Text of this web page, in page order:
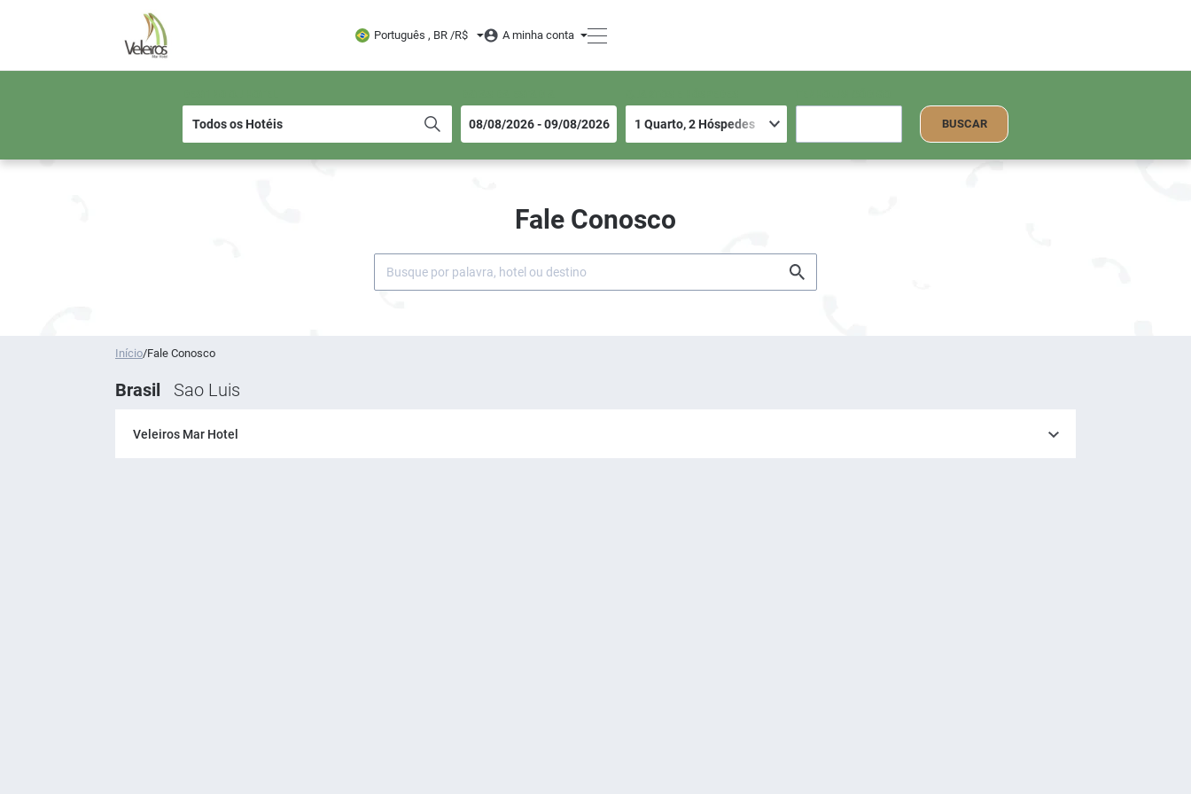
Português , BR /R$ A minha conta
BUSCAR
Fale Conosco
Início/Fale Conosco
Brasil Sao Luis
Veleiros Mar Hotel